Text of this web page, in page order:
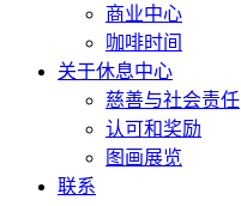
商业中心
咖啡时间
关于休息中心
慈善与社会责任
认可和奖励
图画展览
联系